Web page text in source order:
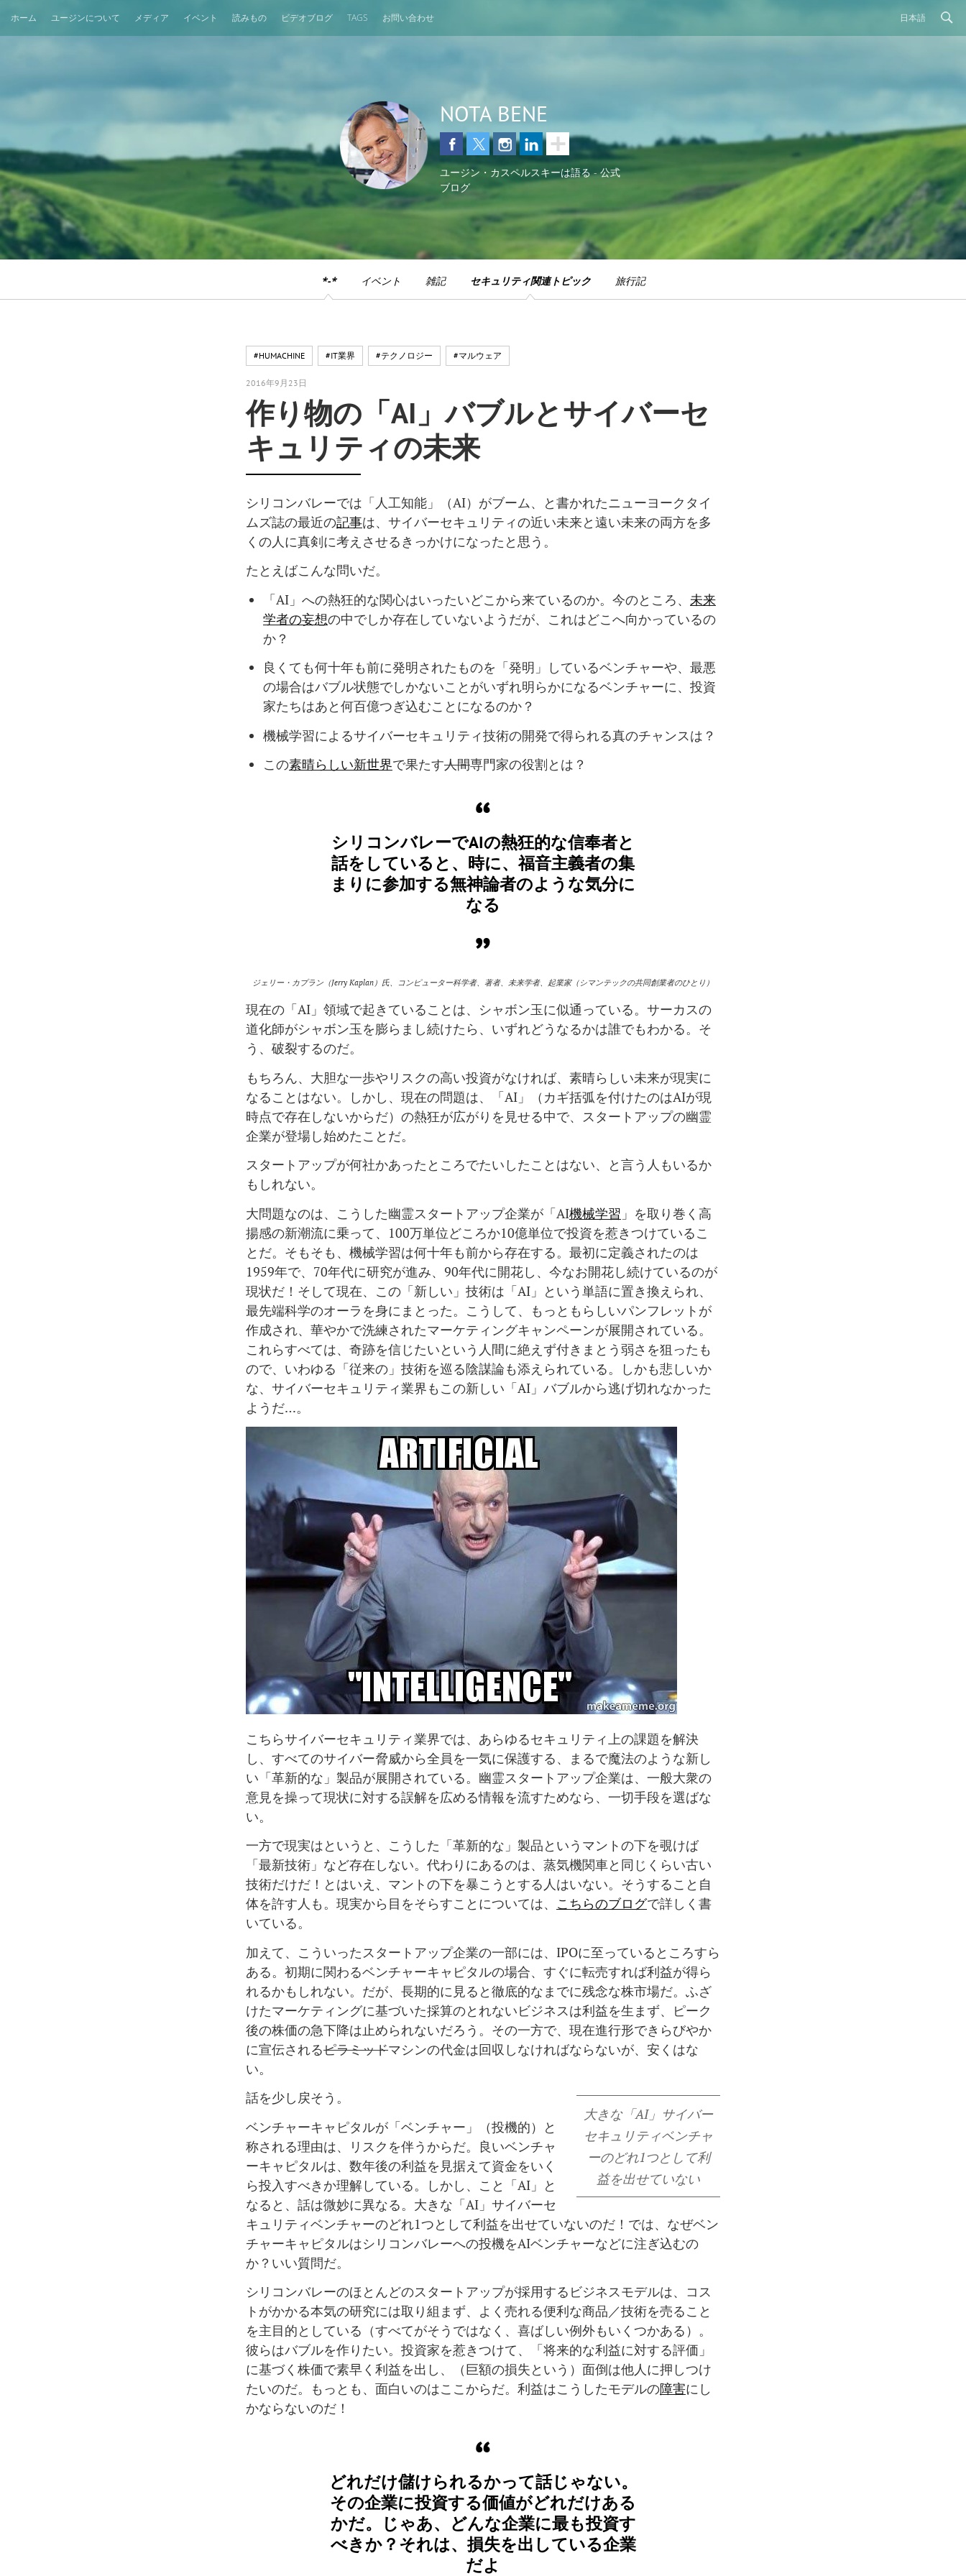
ホーム ユージンについて メディア イベント 読みもの ビデオブログ TAGS お問い合わせ 日本語
NOTA BENE
ユージン・カスペルスキーは語る - 公式
ブログ
*-* イベント 雑記 セキュリティ関連トピック 旅行記
#HUMACHINE #IT業界 #テクノロジー #マルウェア
2016年9月23日
作り物の「AI」バブルとサイバーセ
キュリティの未来
シリコンバレーでは「人工知能」（AI）がブーム、と書かれたニューヨークタイ
ムズ誌の最近の記事は、サイバーセキュリティの近い未来と遠い未来の両方を多
くの人に真剣に考えさせるきっかけになったと思う。
たとえばこんな問いだ。
「AI」への熱狂的な関心はいったいどこから来ているのか。今のところ、 未来
学者の妄想の中でしか存在していないようだが、これはどこへ向かっているの
か？
良くても何十年も前に発明されたものを「発明」しているベンチャーや、最悪
の場合はバブル状態でしかないことがいずれ明らかになるベンチャーに、投資
家たちはあと何百億つぎ込むことになるのか？
機械学習によるサイバーセキュリティ技術の開発で得られる真のチャンスは？
この素晴らしい新世界で果たす人間専門家の役割とは？
シリコンバレーでAIの熱狂的な信奉者と
話をしていると、時に、福音主義者の集
まりに参加する無神論者のような気分に
なる
ジェリー・カプラン（Jerry Kaplan）氏、コンピューター科学者、著者、未来学者、起業家（シマンテックの共同創業者のひとり）
現在の「AI」領域で起きていることは、シャボン玉に似通っている。サーカスの
道化師がシャボン玉を膨らまし続けたら、いずれどうなるかは誰でもわかる。そ
う、破裂するのだ。
もちろん、大胆な一歩やリスクの高い投資がなければ、素晴らしい未来が現実に
なることはない。しかし、現在の問題は、「AI」（カギ括弧を付けたのはAIが現
時点で存在しないからだ）の熱狂が広がりを見せる中で、スタートアップの幽霊
企業が登場し始めたことだ。
スタートアップが何社かあったところでたいしたことはない、と言う人もいるか
もしれない。
大問題なのは、こうした幽霊スタートアップ企業が「AI機械学習 」を取り巻く高
揚感の新潮流に乗って、100万単位どころか10億単位で投資を惹きつけているこ
とだ。そもそも、機械学習は何十年も前から存在する。最初に定義されたのは
1959年で、70年代に研究が進み、90年代に開花し、今なお開花し続けているのが
現状だ！そして現在、この「新しい」技術は「AI」という単語に置き換えられ、
最先端科学のオーラを身にまとった。こうして、もっともらしいパンフレットが
作成され、華やかで洗練されたマーケティングキャンペーンが展開されている。
これらすべては、奇跡を信じたいという人間に絶えず付きまとう弱さを狙ったも
ので、いわゆる「従来の」技術を巡る陰謀論も添えられている。しかも悲しいか
な、サイバーセキュリティ業界もこの新しい「AI」バブルから逃げ切れなかった
ようだ…。
こちらサイバーセキュリティ業界では、あらゆるセキュリティ上の課題を解決
し、すべてのサイバー脅威から全員を一気に保護する、まるで魔法のような新し
い「革新的な」製品が展開されている。幽霊スタートアップ企業は、一般大衆の
意見を操って現状に対する誤解を広める情報を流すためなら、一切手段を選ばな
い。
一方で現実はというと、こうした「革新的な」製品というマントの下を覗けば
「最新技術」など存在しない。代わりにあるのは、蒸気機関車と同じくらい古い
技術だけだ！とはいえ、マントの下を暴こうとする人はいない。そうすること自
体を許す人も。現実から目をそらすことについては、 こちらのブログで詳しく書
いている。
加えて、こういったスタートアップ企業の一部には、IPOに至っているところすら
ある。初期に関わるベンチャーキャピタルの場合、すぐに転売すれば利益が得ら
れるかもしれない。だが、長期的に見ると徹底的なまでに残念な株市場だ。ふざ
けたマーケティングに基づいた採算のとれないビジネスは利益を生まず、ピーク
後の株価の急下降は止められないだろう。その一方で、現在進行形できらびやか
に宣伝されるピラミッドマシンの代金は回収しなければならないが、安くはな
い。
大きな「AI」サイバー
セキュリティベンチャ
ーのどれ1つとして利
益を出せていない
話を少し戻そう。
ベンチャーキャピタルが「ベンチャー」（投機的）と
称される理由は、リスクを伴うからだ。良いベンチャ
ーキャピタルは、数年後の利益を見据えて資金をいく
ら投入すべきか理解している。しかし、こと「AI」と
なると、話は微妙に異なる。大きな「AI」サイバーセ
キュリティベンチャーのどれ1つとして利益を出せていないのだ！では、なぜベン
チャーキャピタルはシリコンバレーへの投機をAIベンチャーなどに注ぎ込むの
か？いい質問だ。
シリコンバレーのほとんどのスタートアップが採用するビジネスモデルは、コス
トがかかる本気の研究には取り組まず、よく売れる便利な商品／技術を売ること
を主目的としている（すべてがそうではなく、喜ばしい例外もいくつかある）。
彼らはバブルを作りたい。投資家を惹きつけて、「将来的な利益に対する評価」
に基づく株価で素早く利益を出し、（巨額の損失という）面倒は他人に押しつけ
たいのだ。もっとも、面白いのはここからだ。利益はこうしたモデルの障害にし
かならないのだ！
どれだけ儲けられるかって話じゃない。
その企業に投資する価値がどれだけある
かだ。じゃあ、どんな企業に最も投資す
べきか？それは、損失を出している企業
だよ